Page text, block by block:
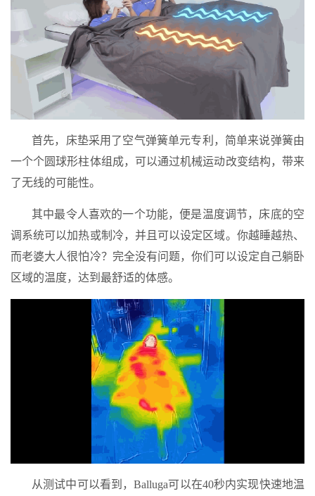
首先，床垫采用了空气弹簧单元专利，简单来说弹簧由
一个个圆球形柱体组成，可以通过机械运动改变结构，带来
了无线的可能性。
其中最令人喜欢的一个功能，便是温度调节，床底的空
调系统可以加热或制冷，并且可以设定区域。你越睡越热、
而老婆大人很怕冷？完全没有问题，你们可以设定自己躺卧
区域的温度，达到最舒适的体感。
从测试中可以看到，Balluga可以在40秒内实现快速地温